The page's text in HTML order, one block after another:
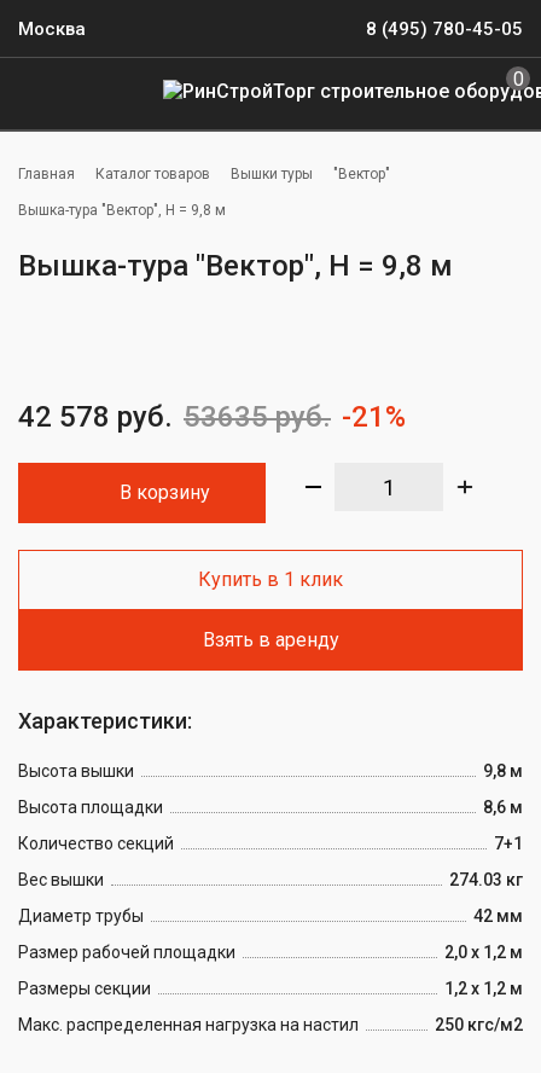
Москва 8 (495) 780-45-05
0
Главная Каталог товаров Вышки туры "Вектор"
Вышка-тура "Вектор", H = 9,8 м
Вышка-тура "Вектор", H = 9,8 м
Характеристики:
Высота вышки
9,8 м
Высота площадки
8,6 м
Количество секций
7+1
Вес вышки
274.03 кг
Диаметр трубы
42 мм
Размер рабочей площадки
2,0 х 1,2 м
Размеры секции
1,2 х 1,2 м
Макс. распределенная нагрузка на настил
250 кгс/м2
42 578 руб. 53635 руб. -21%
В корзину
Купить в 1 клик
Взять в аренду